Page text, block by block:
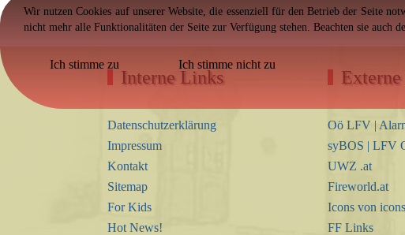
Interne Links
Datenschutzerklärung
Impressum
Kontakt
Sitemap
For Kids
Hot News!
Oö LFV |
syBOS | LFV
UWZ .at
Fireworld.at
Icons von
FF Links
Wir nutzen Cookies auf unserer Website, die essenziell für den Betrieb der Seite
nicht mehr alle Funktionalitäten der Seite zur Verfügung stehen. Beachten sie
Ich stimme zu Ich stimme nicht zu